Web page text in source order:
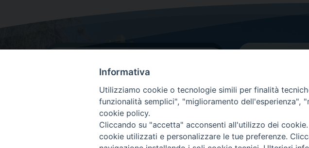
Dove siamo
Via Lorenzo Da Ponte, 116
Tel.0438
Informativa
Utilizziamo cookie o tecnologie simili per finalità
funzionalità semplici", "miglioramento dell'esperienza",
cookie policy.
Cliccando su "accetta" acconsenti all'utilizzo dei
cookie utilizzati e personalizzare le tue preferenze.